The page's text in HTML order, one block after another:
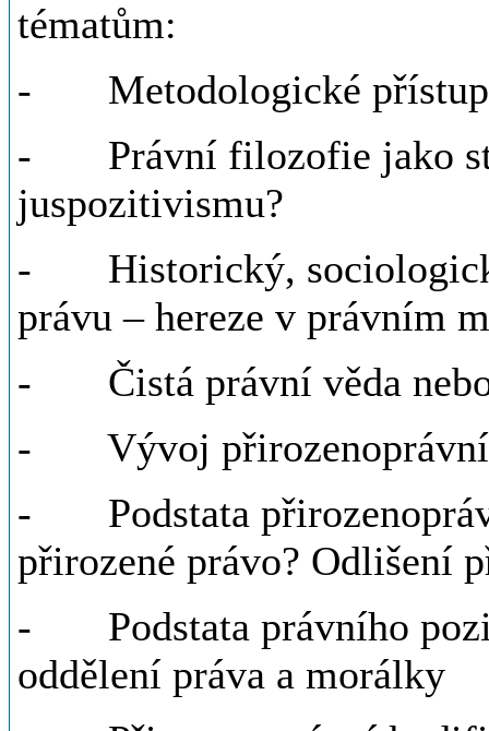
tématům:
- Metodologické
- Právní filozofie jako
juspozitivismu?
- Historický,
právu – hereze v právním
- Čistá právní věda nebo
- Vývoj přirozenoprávní
- Podstata
přirozené právo? Odlišení
- Podstata právního
oddělení práva a morálky